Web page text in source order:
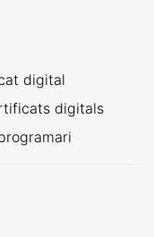
digital
digitals